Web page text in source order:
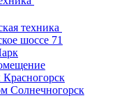
техника
шоссе 71
Солнечногорск